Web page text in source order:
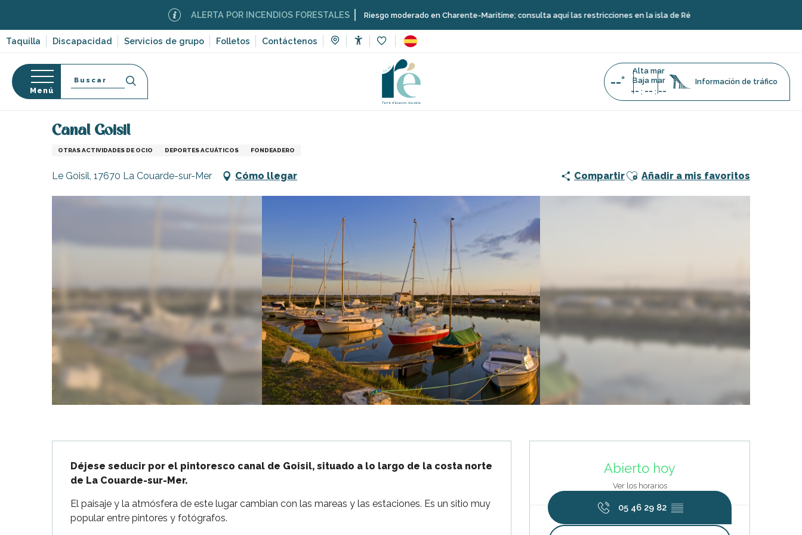
contenu
principal
Taquilla Discapacidad Servicios de grupo Folletos Contáctenos
ALERTA POR INCENDIOS FORESTALES Riesgo moderado en Charente-Maritime; consulta aquí las restricciones en la isla de Ré
en-Ré
Plage
Martin-de-Ré
Marie-de-Ré
Menú
Buscar --°
Alta mar
Baja mar
-- : -- : --
Información de tráfico
Página Web Escuelas, clubes, asociaciones
Canal Goisil
OTRAS ACTIVIDADES DE OCIO DEPORTES ACUÁTICOS FONDEADERO
Le Goisil, 17670 La Couarde-sur-Mer Cómo llegar CompartirAjouter aux favoris
Añadir a mis favoritos
Abierto hoy
Ver los horarios
05 46 29 82 ▒▒
Déjese seducir por el pintoresco canal de Goisil, situado a lo largo de la costa norte
de La Couarde-sur-Mer.
El paisaje y la atmósfera de este lugar cambian con las mareas y las estaciones. Es un sitio muy
popular entre pintores y fotógrafos.